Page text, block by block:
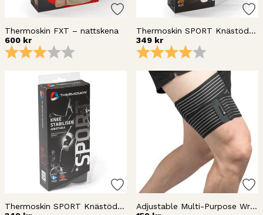
Thermoskin FXT – nattskena
600 kr
Betyg: 3.0 utav 5 stjärnor
Thermoskin SPORT Knästöd reglerbart
349 kr
Betyg:
Thermoskin SPORT Knästöd stabiliserande
Adjustable Multi-Purpose Wrap 80622